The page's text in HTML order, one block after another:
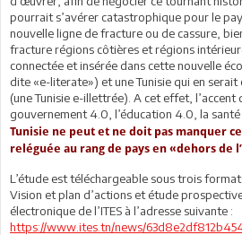
pourrait s’avérer catastrophique pour le
nouvelle ligne de fracture ou de cassure,
fracture régions côtières et régions
connectée et insérée dans cette nouvelle
dite «e-literate») et une Tunisie qui en
(une Tunisie e-illettrée). A cet effet, l’accent
gouvernement 4.0, l’éducation 4.0, la
Tunisie ne peut et ne doit pas manquer
reléguée au rang de pays en «dehors de
L’étude est téléchargeable sous trois
Vision et plan d’actions et étude
électronique de l’ITES à l’adresse suivante :
https://www.ites.tn/news/